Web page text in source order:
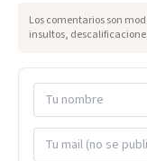
Los comentarios son
insultos,